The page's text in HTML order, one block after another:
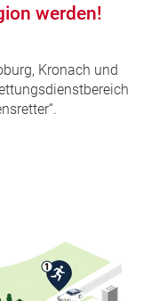
werden!
Kronach und